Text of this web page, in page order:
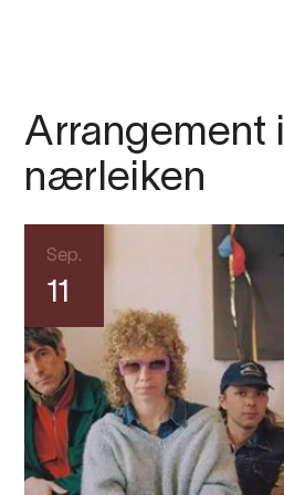
Arrangement i
nærleiken
Sep.
11